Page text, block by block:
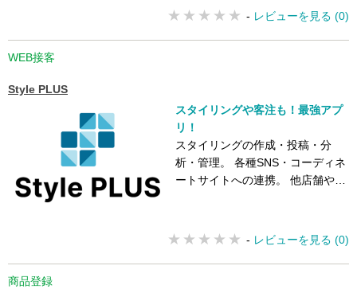
- レビューを見る (0)
WEB接客
Style PLUS
スタイリングや客注も！最強アプ
リ！
スタイリングの作成・投稿・分
析・管理。 各種SNS・コーディネ
ートサイトへの連携。 他店舗や倉
- レビューを見る (0)
商品登録